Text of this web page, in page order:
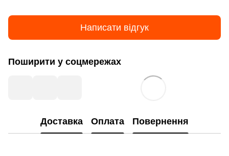
Написати відгук
Поширити у соцмережах
Доставка Оплата Повернення